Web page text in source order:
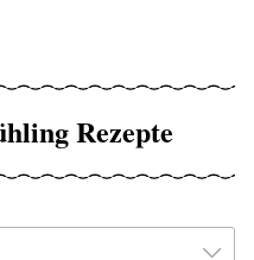
Rezepte